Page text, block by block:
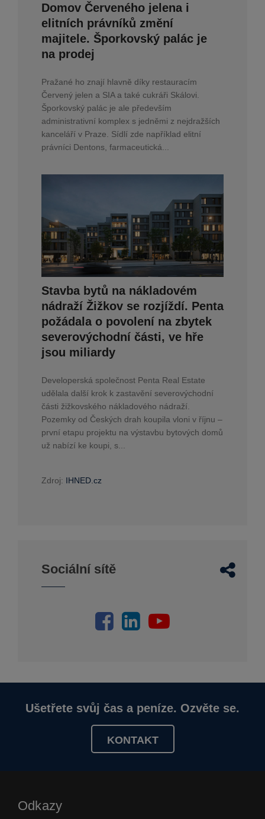
Domov Červeného jelena i
elitních právníků změní
majitele. Šporkovský palác je
na prodej
Pražané ho znají hlavně díky restauracím
Červený jelen a SIA a také cukráři Skálovi.
Šporkovský palác je ale především
administrativní komplex s jedněmi z nejdražších
kanceláří v Praze. Sídlí zde například elitní
právníci Dentons, farmaceutická...
Stavba bytů na nákladovém
nádraží Žižkov se rozjíždí. Penta
požádala o povolení na zbytek
severovýchodní části, ve hře
jsou miliardy
Developerská společnost Penta Real Estate
udělala další krok k zastavění severovýchodní
části žižkovského nákladového nádraží.
Pozemky od Českých drah koupila vloni v říjnu –
první etapu projektu na výstavbu bytových domů
už nabízí ke koupi, s...
Zdroj: IHNED.cz
Sociální sítě
Ušetřete svůj čas a peníze. Ozvěte se.
KONTAKT
Odkazy